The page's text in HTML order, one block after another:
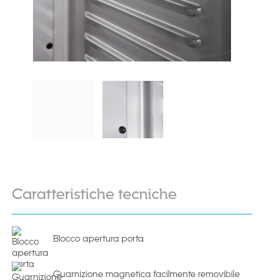
Caratteristiche tecniche
Blocco apertura porta
Guarnizione magnetica facilmente removibile